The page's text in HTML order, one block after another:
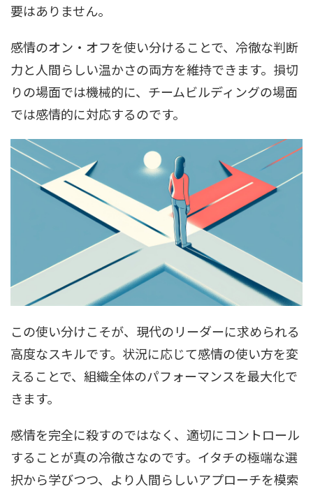
要はありません。
感情のオン・オフを使い分けることで、冷徹な判断
力と人間らしい温かさの両方を維持できます。損切
りの場面では機械的に、チームビルディングの場面
では感情的に対応するのです。
この使い分けこそが、現代のリーダーに求められる
高度なスキルです。状況に応じて感情の使い方を変
えることで、組織全体のパフォーマンスを最大化で
きます。
感情を完全に殺すのではなく、適切にコントロール
することが真の冷徹さなのです。イタチの極端な選
択から学びつつ、より人間らしいアプローチを模索